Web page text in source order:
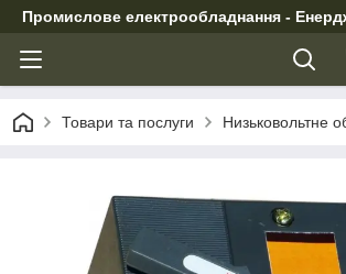
Промислове електрообладнання -
Товари та послуги Низьковольтне